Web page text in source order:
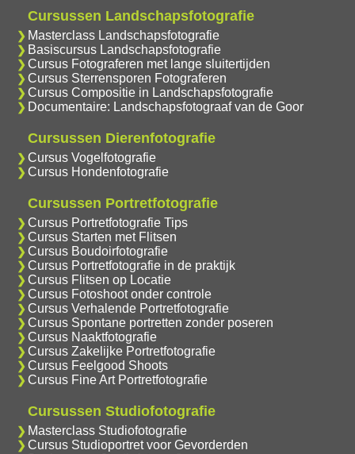
Cursussen Landschapsfotografie
Masterclass Landschapsfotografie
Basiscursus Landschapsfotografie
Cursus Fotograferen met lange sluitertijden
Cursus Sterrensporen Fotograferen
Cursus Compositie in Landschapsfotografie
Documentaire: Landschapsfotograaf van de Goor
Cursussen Dierenfotografie
Cursus Vogelfotografie
Cursus Hondenfotografie
Cursussen Portretfotografie
Cursus Portretfotografie Tips
Cursus Starten met Flitsen
Cursus Boudoirfotografie
Cursus Portretfotografie in de praktijk
Cursus Flitsen op Locatie
Cursus Fotoshoot onder controle
Cursus Verhalende Portretfotografie
Cursus Spontane portretten zonder poseren
Cursus Naaktfotografie
Cursus Zakelijke Portretfotografie
Cursus Feelgood Shoots
Cursus Fine Art Portretfotografie
Cursussen Studiofotografie
Masterclass Studiofotografie
Cursus Studioportret voor Gevorderden